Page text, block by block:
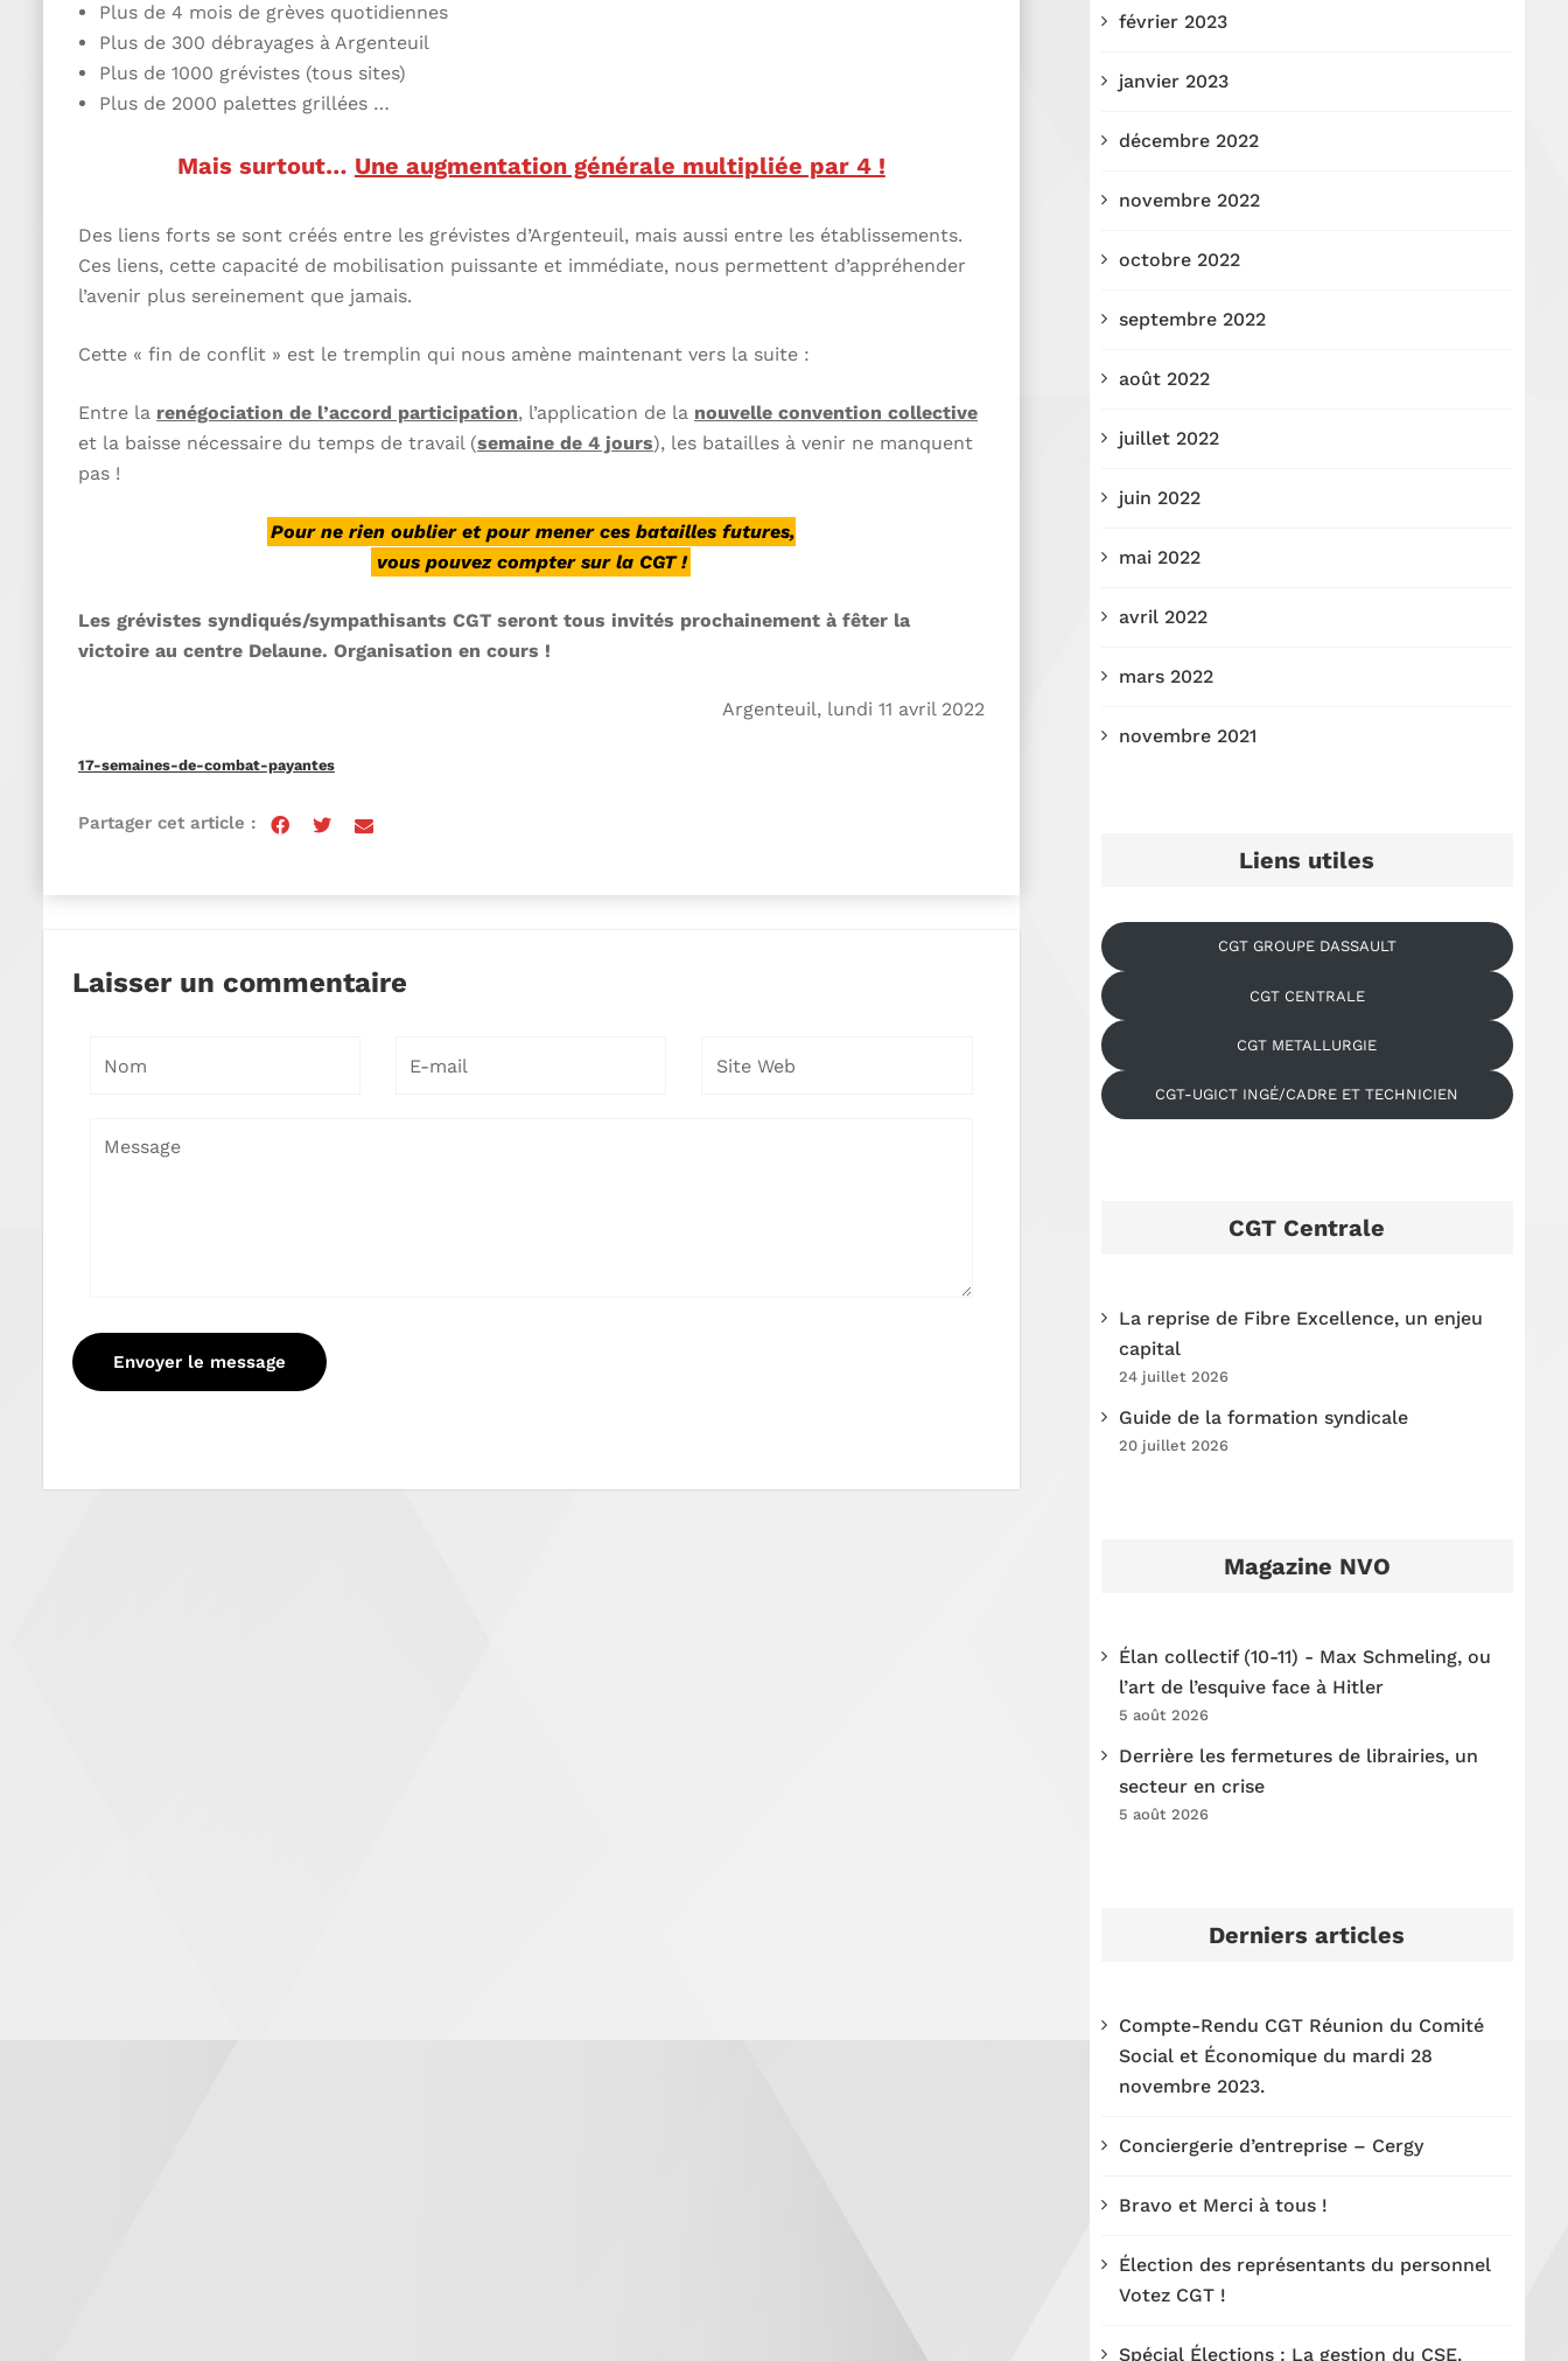
Plus de 4 mois de grèves quotidiennes
Plus de 300 débrayages à Argenteuil
Plus de 1000 grévistes (tous sites)
Plus de 2000 palettes grillées …
Mais surtout… Une augmentation générale multipliée par 4 !
Des liens forts se sont créés entre les grévistes d’Argenteuil, mais aussi entre les établissements.
Ces liens, cette capacité de mobilisation puissante et immédiate, nous permettent d’appréhender
l’avenir plus sereinement que jamais.
Cette « fin de conflit » est le tremplin qui nous amène maintenant vers la suite :
Entre la renégociation de l’accord participation, l’application de la nouvelle convention collective
et la baisse nécessaire du temps de travail (semaine de 4 jours), les batailles à venir ne manquent
pas !
Pour ne rien oublier et pour mener ces batailles futures,
vous pouvez compter sur la CGT !
Les grévistes syndiqués/sympathisants CGT seront tous invités prochainement à fêter la
victoire au centre Delaune. Organisation en cours !
Argenteuil, lundi 11 avril 2022
17-semaines-de-combat-payantes
Partager cet article :
Laisser un commentaire
février 2023
janvier 2023
décembre 2022
novembre 2022
octobre 2022
septembre 2022
août 2022
juillet 2022
juin 2022
mai 2022
avril 2022
mars 2022
novembre 2021
Liens utiles
CGT GROUPE DASSAULT
CGT CENTRALE
CGT METALLURGIE
CGT-UGICT INGÉ/CADRE ET TECHNICIEN
CGT Centrale
La reprise de Fibre Excellence, un enjeu
capital
24 juillet 2026
Guide de la formation syndicale
20 juillet 2026
Magazine NVO
Élan collectif (10-11) - Max Schmeling, ou
l’art de l’esquive face à Hitler
5 août 2026
Derrière les fermetures de librairies, un
secteur en crise
5 août 2026
Derniers articles
Compte-Rendu CGT Réunion du Comité
Social et Économique du mardi 28
novembre 2023.
Conciergerie d’entreprise – Cergy
Bravo et Merci à tous !
Élection des représentants du personnel
Votez CGT !
Spécial Élections : La gestion du CSE.